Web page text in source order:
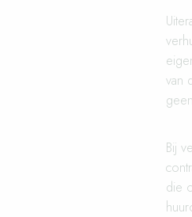
van
Bij
die